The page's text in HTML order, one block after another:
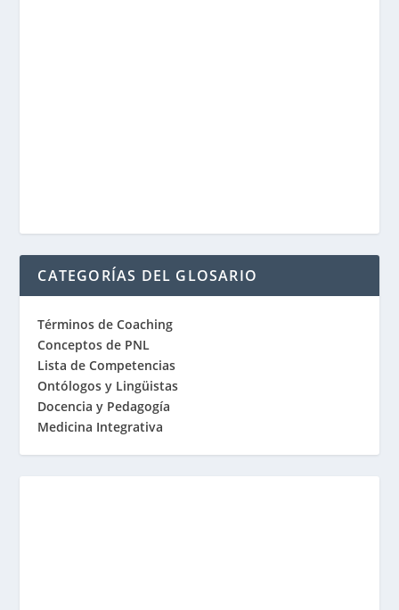
CATEGORÍAS DEL GLOSARIO
Términos de Coaching
Conceptos de PNL
Lista de Competencias
Ontólogos y Lingüistas
Docencia y Pedagogía
Medicina Integrativa